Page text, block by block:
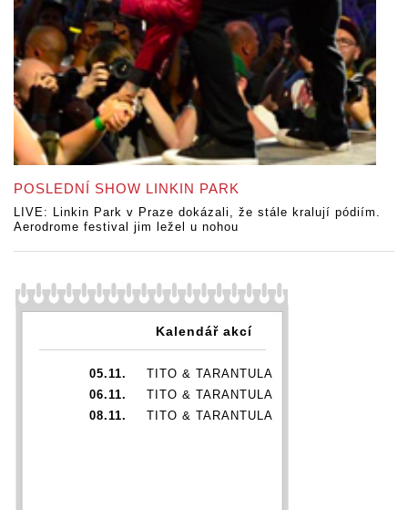
POSLEDNÍ SHOW LINKIN PARK
LIVE: Linkin Park v Praze dokázali, že stále kralují pódiím.
Aerodrome festival jim ležel u nohou
Kalendář akcí
05.11.
TITO & TARANTULA
06.11.
TITO & TARANTULA
08.11.
TITO & TARANTULA